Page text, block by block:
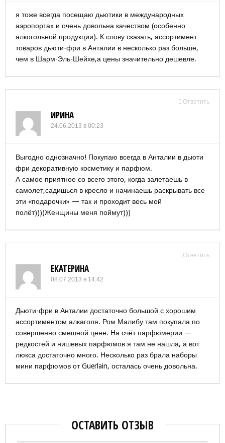
я тоже всегда посещаю дьютики в международных
аэропортах и очень довольна качеством (особенно
алкогольной продукции). К слову сказать, ассортимент
товаров дьюти-фри в Анталии в несколько раз больше,
чем в Шарм-Эль-Шейхе,а цены значительно дешевле.
Ответить
ИРИНА
24.06.2013 в 00:23
Выгодно однозначно! Покупаю всегда в Анталии в дьюти
фри декоративную косметику и парфюм.
А самое приятное со всего этого, когда залетаешь в
самолет,садишься в кресло и начинаешь раскрывать все
эти «подарочки» — так и проходит весь мой
полёт))))Женщины меня поймут)))
Ответить
ЕКАТЕРИНА
08.07.2013 в 14:42
Дьюти-фри в Анталии достаточно большой с хорошим
ассортиментом алкаголя. Ром Малибу там покупала по
совершенно смешной цене. На счёт парфюмерии —
редкостей и нишевых парфюмов я там не нашла, а вот
люкса достаточно много. Несколько раз брала наборы
мини парфюмов от Guerlain, осталась очень довольна.
ОСТАВИТЬ ОТЗЫВ